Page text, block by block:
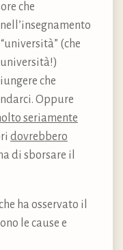
che
(che
università!)
che
Oppure
seriamente
dovrebbero
di sborsare il
ha osservato il
le cause e